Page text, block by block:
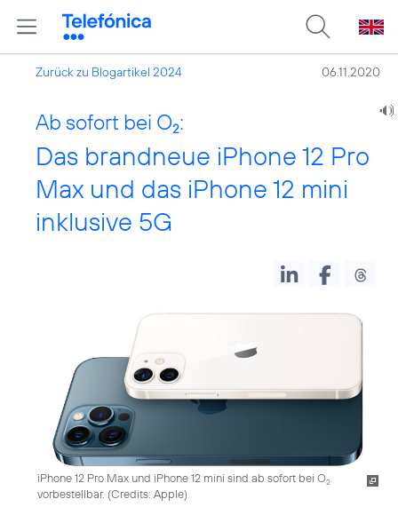
Zurück zu Blogartikel 2024 06.11.2020
Ab sofort bei O2:
Das brandneue iPhone 12 Pro
Max und das iPhone 12 mini
inklusive 5G
iPhone 12 Pro Max und iPhone 12 mini sind ab sofort bei O2
vorbestellbar. (Credits: Apple)